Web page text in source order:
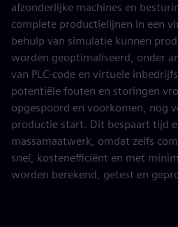
afzonderlijke machines en
complete productielijnen in een
behulp van simulatie kunnen
worden geoptimaliseerd, onder
van PLC-code en virtuele
potentiële fouten en storingen
opgespoord en voorkomen, nog
productie start. Dit bespaart tijd
massamaatwerk, omdat zelfs
snel, kostenefficiënt en met
worden berekend, getest en